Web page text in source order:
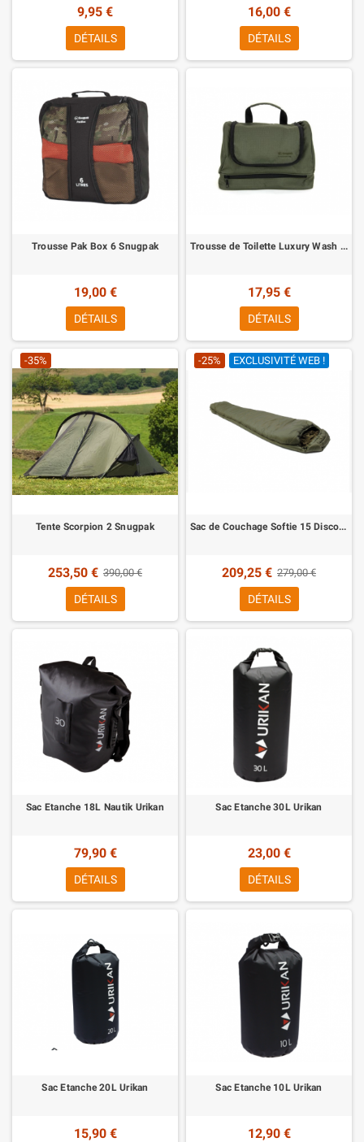
9,95 €
DÉTAILS
16,00 €
DÉTAILS
Trousse Pak Box 6 Snugpak
19,00 €
DÉTAILS
Trousse de Toilette Luxury Wash Snugpak
17,95 €
DÉTAILS
-35%
Tente Scorpion 2 Snugpak
253,50 € 390,00 €
DÉTAILS
-25% EXCLUSIVITÉ WEB !
Sac de Couchage Softie 15 Discovery Snugpak
209,25 € 279,00 €
DÉTAILS
Sac Etanche 18L Nautik Urikan
79,90 €
DÉTAILS
Sac Etanche 30L Urikan
23,00 €
DÉTAILS
Sac Etanche 20L Urikan
15,90 €
Sac Etanche 10L Urikan
12,90 €